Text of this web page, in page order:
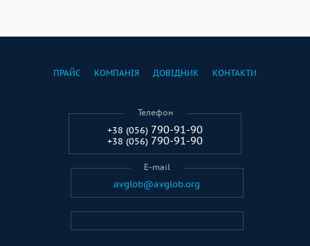
ПРАЙС КОМПАНІЯ ДОВІДНИК КОНТАКТИ
Телефон
+38 (056) 790-91-90
+38 (056) 790-91-90
E-mail
avglob@avglob.org